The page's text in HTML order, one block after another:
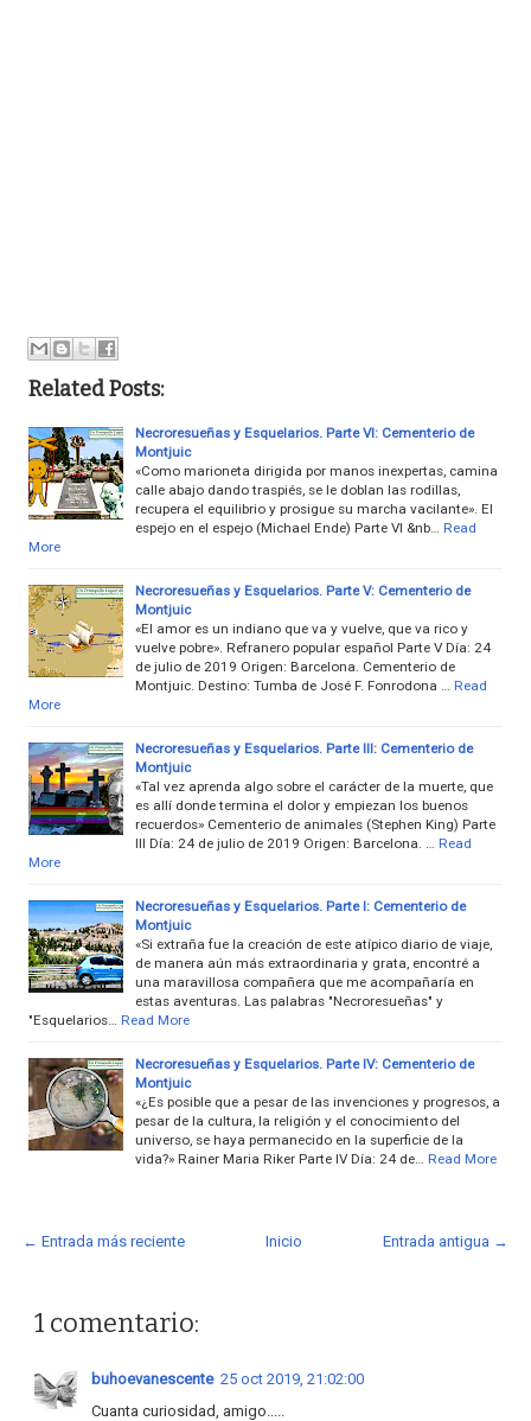
Related Posts:
Necroresueñas y Esquelarios. Parte VI: Cementerio de
Montjuic
«Como marioneta dirigida por manos inexpertas, camina
calle abajo dando traspiés, se le doblan las rodillas,
recupera el equilibrio y prosigue su marcha vacilante». El
espejo en el espejo (Michael Ende) Parte VI &nb…
Read
More
Necroresueñas y Esquelarios. Parte V: Cementerio de
Montjuic
«El amor es un indiano que va y vuelve, que va rico y
vuelve pobre». Refranero popular español Parte V Día: 24
de julio de 2019 Origen: Barcelona. Cementerio de
Montjuic. Destino: Tumba de José F. Fonrodona …
Read
More
Necroresueñas y Esquelarios. Parte III: Cementerio de
Montjuic
«Tal vez aprenda algo sobre el carácter de la muerte, que
es allí donde termina el dolor y empiezan los buenos
recuerdos» Cementerio de animales (Stephen King) Parte
III Día: 24 de julio de 2019 Origen: Barcelona. …
Read
More
Necroresueñas y Esquelarios. Parte I: Cementerio de
Montjuic
«Si extraña fue la creación de este atípico diario de viaje,
de manera aún más extraordinaria y grata, encontré a
una maravillosa compañera que me acompañaría en
estas aventuras. Las palabras "Necroresueñas" y
"Esquelarios…
Read More
Necroresueñas y Esquelarios. Parte IV: Cementerio de
Montjuic
«¿Es posible que a pesar de las invenciones y progresos, a
pesar de la cultura, la religión y el conocimiento del
universo, se haya permanecido en la superficie de la
vida?» Rainer Maria Riker Parte IV Día: 24 de…
Read More
← Entrada más reciente Entrada antigua →
Inicio
1 comentario:
buhoevanescente 25 oct 2019, 21:02:00
Cuanta curiosidad, amigo.....